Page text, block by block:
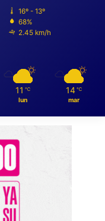
16º - 13º
68%
2.45 km/h
11 ℃
lun
14 ℃
mar